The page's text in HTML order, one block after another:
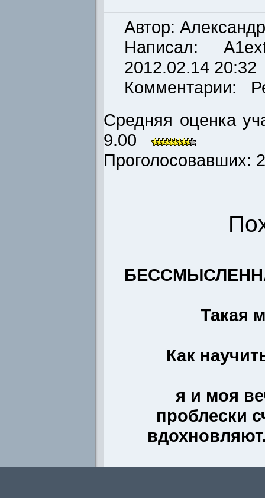
Автор: Александр
Написал:
2012.02.14 20:32
Комментарии:
Средняя оценка
9.00
Проголосовавших:
Такая
Как
я и моя
проблески